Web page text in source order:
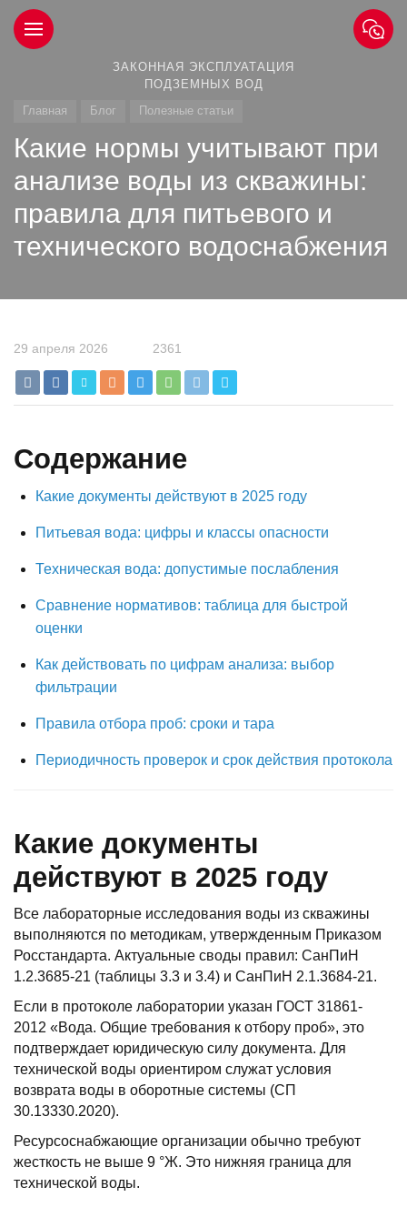
ЗАКОННАЯ ЭКСПЛУАТАЦИЯ
ПОДЗЕМНЫХ ВОД
Главная
Блог Полезные статьи
Какие нормы учитывают при
анализе воды из скважины:
правила для питьевого и
технического водоснабжения
29 апреля 2026 2361
Содержание
Какие документы действуют в 2025 году
Питьевая вода: цифры и классы опасности
Техническая вода: допустимые послабления
Сравнение нормативов: таблица для быстрой
оценки
Как действовать по цифрам анализа: выбор
фильтрации
Правила отбора проб: сроки и тара
Периодичность проверок и срок действия протокола
Какие документы
действуют в 2025 году
Все лабораторные исследования воды из скважины
выполняются по методикам, утвержденным Приказом
Росстандарта. Актуальные своды правил: СанПиН
1.2.3685-21 (таблицы 3.3 и 3.4) и СанПиН 2.1.3684-21.
Если в протоколе лаборатории указан ГОСТ 31861-
2012 «Вода. Общие требования к отбору проб», это
подтверждает юридическую силу документа. Для
технической воды ориентиром служат условия
возврата воды в оборотные системы (СП
30.13330.2020).
Ресурсоснабжающие организации обычно требуют
жесткость не выше 9 °Ж. Это нижняя граница для
технической воды.